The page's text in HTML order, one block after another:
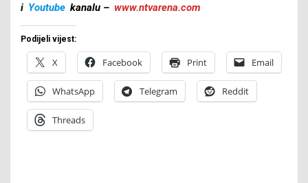
i Youtube kanalu – www.ntvarena.com
Podijeli vijest:
X Facebook Print Email
WhatsApp Telegram Reddit
Threads